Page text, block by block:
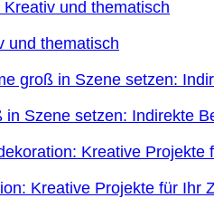
und thematisch
in Szene setzen: Indirekte
Kreative Projekte für Ihr